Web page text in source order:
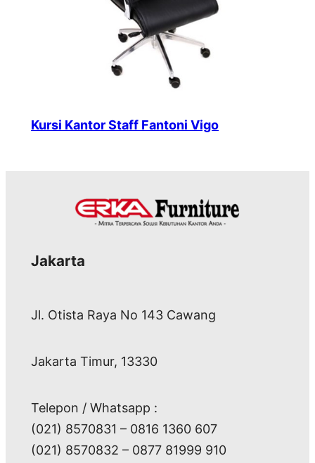
Kursi Kantor Staff Fantoni Vigo
Jakarta
Jl. Otista Raya No 143 Cawang
Jakarta Timur, 13330
Telepon / Whatsapp :
(021) 8570831 – 0816 1360 607
(021) 8570832 – 0877 81999 910